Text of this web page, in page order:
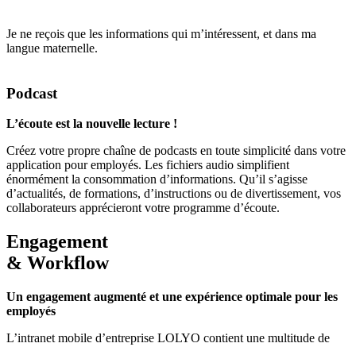
Je ne reçois que les informations qui m’intéressent, et dans ma
langue maternelle.
Podcast
L’écoute est la nouvelle lecture !
Créez votre propre chaîne de podcasts en toute simplicité dans votre
application pour employés. Les fichiers audio simplifient
énormément la consommation d’informations. Qu’il s’agisse
d’actualités, de formations, d’instructions ou de divertissement, vos
collaborateurs apprécieront votre programme d’écoute.
Engagement
& Workflow
Un engagement augmenté et une expérience optimale pour les
employés
L’intranet mobile d’entreprise LOLYO contient une multitude de